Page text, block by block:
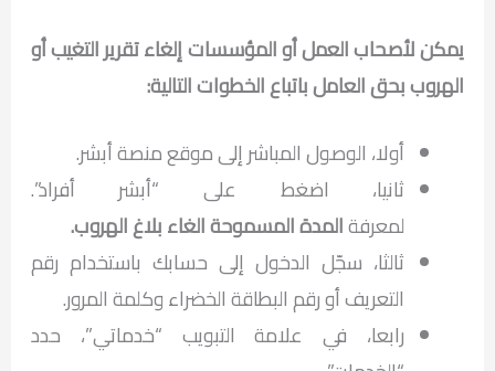
يمكن لأصحاب العمل أو المؤسسات إلغاء تقرير التغيب أو
الهروب بحق العامل باتباع الخطوات التالية:
أولا، الوصول المباشر إلى موقع منصة أبشر.
ثانيا، اضغط على “أبشر أفراد”.
لمعرفةالمدة المسموحة الغاء بلاغ الهروب.
ثالثا، سجّل الدخول إلى حسابك باستخدام رقم
التعريف أو رقم البطاقة الخضراء وكلمة المرور.
رابعا، في علامة التبويب “خدماتي”، حدد